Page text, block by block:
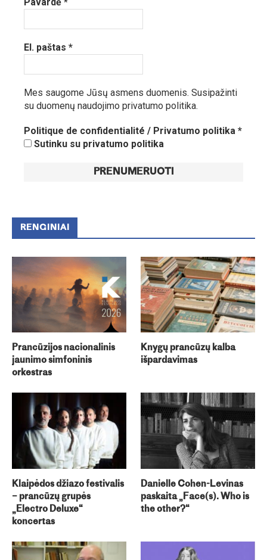
El. paštas *
Mes saugome Jūsų asmens duomenis. Susipažinti
su duomenų naudojimo privatumo politika.
Politique de confidentialité / Privatumo politika *
Sutinku su privatumo politika
RENGINIAI
Prancūzijos nacionalinis
jaunimo simfoninis
orkestras
Knygų prancūzų kalba
išpardavimas
Klaipėdos džiazo festivalis
– prancūzų grupės
„Electro Deluxe“
koncertas
Danielle Cohen-Levinas
paskaita „Face(s). Who is
the other?“